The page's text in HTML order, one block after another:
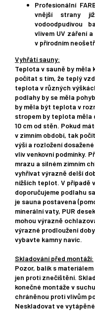
Profesionální
vnější strany
vodoodpudivou
vlivem UV záření
v přírodním
Vyhřátí sauny:
Teplota v sauně by měla
počítat s tím, že teplý
teplota v různých
podlahy by se měla
by měla být teplota v
stropem by teplota měla
10 cm od stěn. Pokud
v zimním období, tak
výši a rozložení
vliv venkovní podmínky.
mrazu a silném zimním
vyhřívat výrazně delší
nižších teplot. V případě
doporučujeme podlahu
je sauna postavena
minerální vaty, PUR
mohou výrazně
výrazné prodloužení
vybavte kamny navíc.
Skladování před montáží:
Pozor, balík s
jen proti znečištění.
konečné montáže v
chráněnou proti vlivům
Neskladovat ve